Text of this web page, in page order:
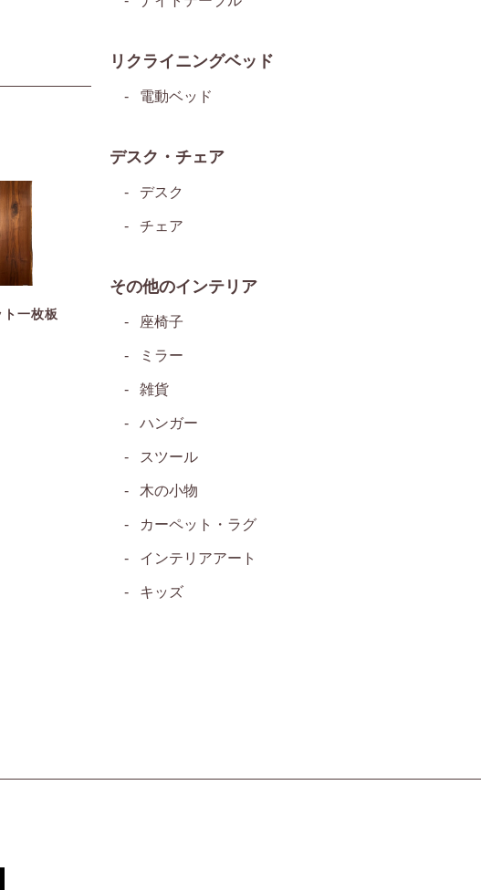
一枚板
リクライニングベッド
電動ベッド
デスク・チェア
デスク
チェア
その他のインテリア
座椅子
ミラー
雑貨
ハンガー
スツール
木の小物
カーペット・ラグ
インテリアアート
キッズ